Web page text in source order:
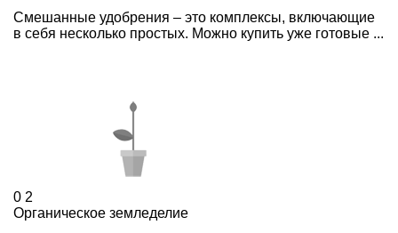
Смешанные удобрения – это комплексы, включающие
в себя несколько простых. Можно купить уже готовые ...
0 2
Органическое земледелие